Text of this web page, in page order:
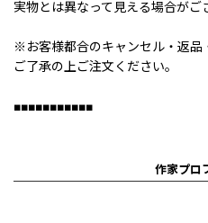
実物とは異なって見える場合がご
※お客様都合のキャンセル・返品
ご了承の上ご注文ください。
■■■■■■■■■■■
作家プロ